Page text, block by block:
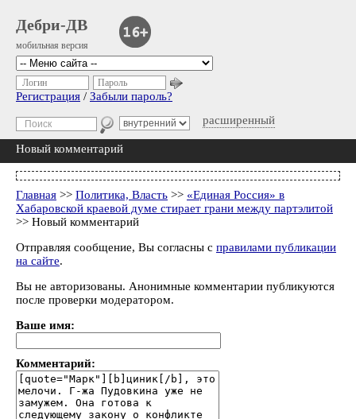
Дебри-ДВ
мобильная версия
расширенный
Логин Пароль
Регистрация / Забыли пароль?
Новый комментарий
Главная >> Политика, Власть >> «Единая Россия» в
Хабаровской краевой думе стирает грани между партэлитой
>> Новый комментарий
Отправляя сообщение, Вы согласны с правилами публикации
на сайте.
Вы не авторизованы. Анонимные комментарии публикуются
после проверки модератором.
Ваше имя:
Комментарий: